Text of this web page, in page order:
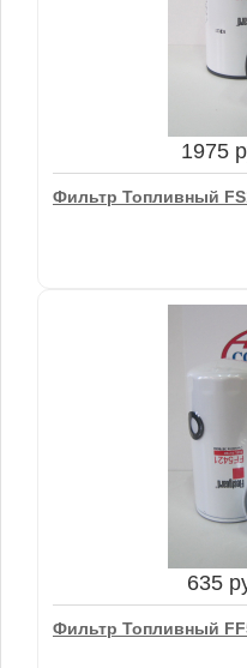
1975
Фильтр Топливный
1975
Фильтр Топливный
В
635
Фильтр Топливный